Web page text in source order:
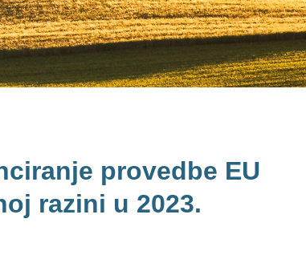
provedbe EU
razini u 2023.